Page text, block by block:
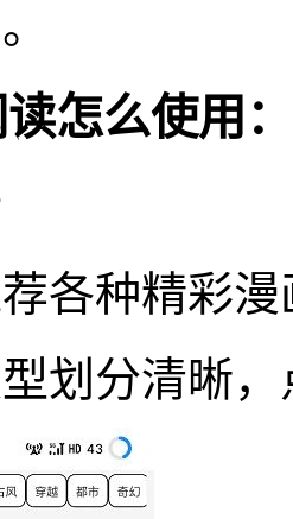
怎么使用：
各种精彩漫
划分清晰